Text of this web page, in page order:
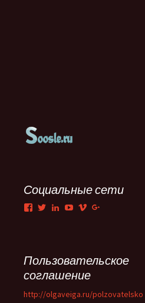
Социальные сети
Facebook
TwitterLinkedIn
YouTube
Vimeo
Пользовательское
соглашение
http://olgaveiga.ru/polzovatelsko